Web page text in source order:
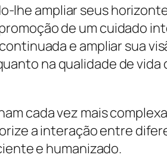
lhe ampliar seus
de um cuidado
e ampliar sua
na qualidade de vida
cada vez mais
a interação entre
e humanizado.